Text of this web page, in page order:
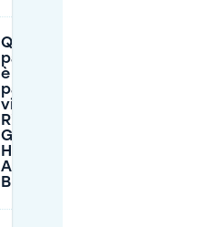
Quando il
parcheggio
è a
pagamento
vicino al
Ristorante
Gouden
Huis ad
Almere
Buiten?